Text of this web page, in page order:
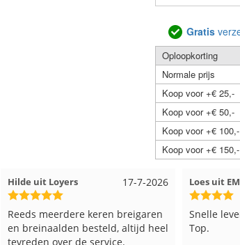
Gratis
Oploopkorting
Normale prijs
Koop voor +€ 25,-
Koop voor +€ 50,-
Koop voor +€ 100,-
Koop voor +€ 150,-
17-7-2026
Hilde uit Loyers
Reeds meerdere keren breigaren
en breinaalden besteld, altijd heel
tevreden over de service.
Loes uit
Snelle
Top.